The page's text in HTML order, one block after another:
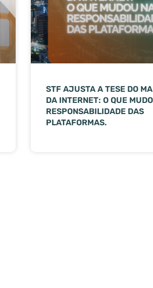
STF AJUSTA A TESE DO
DA INTERNET: O QUE
RESPONSABILIDADE DAS
PLATAFORMAS.